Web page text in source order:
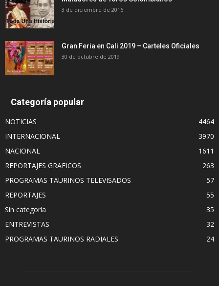
3 de diciembre de 2016
Gran Feria en Cali 2019 – Carteles Oficiales
30 de octubre de 2019
Categoría popular
NOTICIAS
4464
INTERNACIONAL
3970
NACIONAL
1611
REPORTAJES GRAFICOS
263
PROGRAMAS TAURINOS TELEVISADOS
57
REPORTAJES
55
Sin categoría
35
ENTREVISTAS
32
PROGRAMAS TAURINOS RADIALES
24